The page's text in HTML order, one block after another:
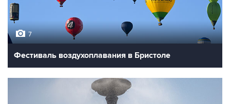
7
Фестиваль воздухоплавания в Бристоле